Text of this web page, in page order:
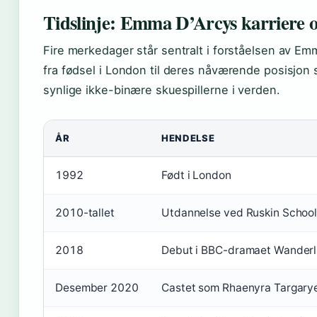
Tidslinje: Emma D’Arcys karriere
Fire merkedager står sentralt i forståelsen av
fra fødsel i London til deres nåværende posisjon
synlige ikke-binære skuespillerne i verden.
ÅR HENDELSE
1992 Født i London
2010-tallet Utdannelse ved Ruskin
2018 Debut i BBC-dramaet
Desember 2020 Castet som Rhaenyra